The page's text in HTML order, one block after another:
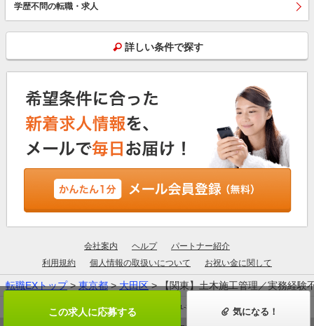
この求人に応募する 気になる！
学歴不問の転職・求人
詳しい条件で探す
会社案内 ヘルプ
パートナー紹介
利用規約
個人情報の取扱いについて お祝い金に関して
転職EXトップ>東京都>大田区> 【関東】土木施工管理／実務経験
厚生労働大臣許可：13-ユ-305190